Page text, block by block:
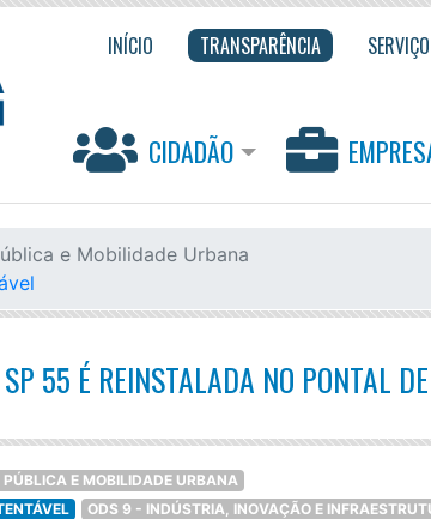
INÍCIO TRANSPARÊNCIA
CIDADÃO
e Mobilidade Urbana
55 É REINSTALADA NO PONTAL DE
E MOBILIDADE URBANA
ODS 9 - INDÚSTRIA, INOVAÇÃO E